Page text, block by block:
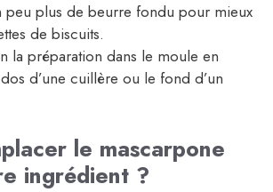
peu plus de beurre fondu pour mieux
de biscuits.
la préparation dans le moule en
d’une cuillère ou le fond d’un
le mascarpone
ingrédient ?